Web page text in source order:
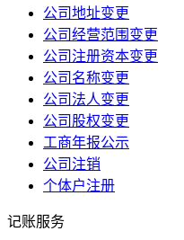
公司地址变更
公司经营范围变更
公司注册资本变更
公司名称变更
公司法人变更
公司股权变更
工商年报公示
公司注销
个体户注册
记账服务